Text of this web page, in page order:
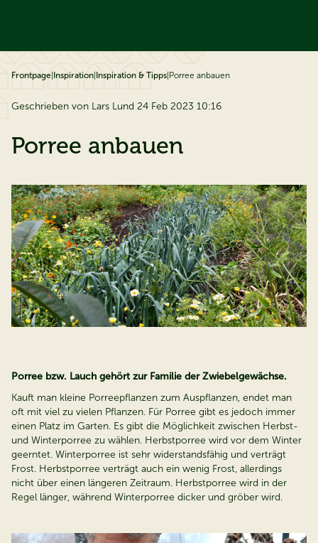
Frontpage Inspiration Inspiration & Tipps Porree anbauen
Geschrieben von Lars Lund 24 Feb 2023 10:16
Porree anbauen
Porree bzw. Lauch gehört zur Familie der Zwiebelgewächse.
Kauft man kleine Porreepflanzen zum Auspflanzen, endet man
oft mit viel zu vielen Pflanzen. Für Porree gibt es jedoch immer
einen Platz im Garten. Es gibt die Möglichkeit zwischen Herbst-
und Winterporree zu wählen. Herbstporree wird vor dem Winter
geerntet. Winterporree ist sehr widerstandsfähig und verträgt
Frost. Herbstporree verträgt auch ein wenig Frost, allerdings
nicht über einen längeren Zeitraum. Herbstporree wird in der
Regel länger, während Winterporree dicker und gröber wird.